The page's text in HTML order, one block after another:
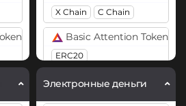
(BAT)
X Chain C Chain
Basic Attention Token
ERC20
Binance Coin (BNB)
BEP20
Электронные деньги